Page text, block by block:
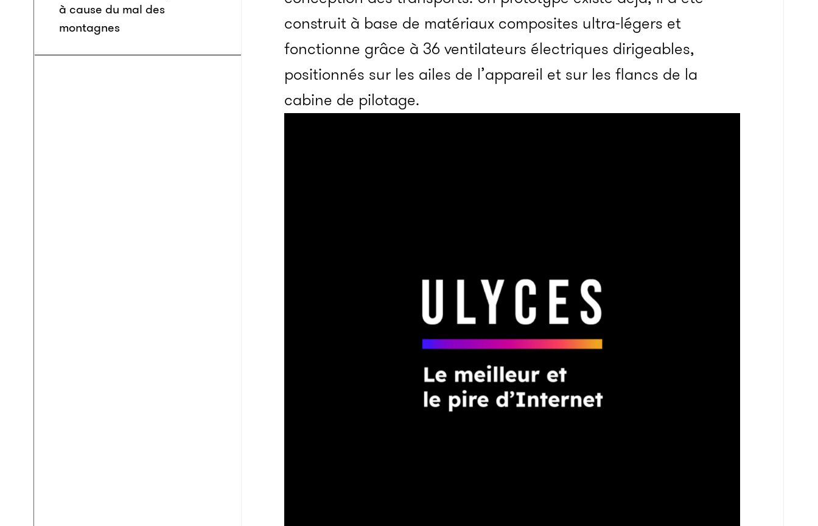
à cause du mal des
montagnes
construit à base de matériaux composites ultra-légers et
fonctionne grâce à 36 ventilateurs électriques dirigeables,
positionnés sur les ailes de l’appareil et sur les flancs de la
cabine de pilotage.